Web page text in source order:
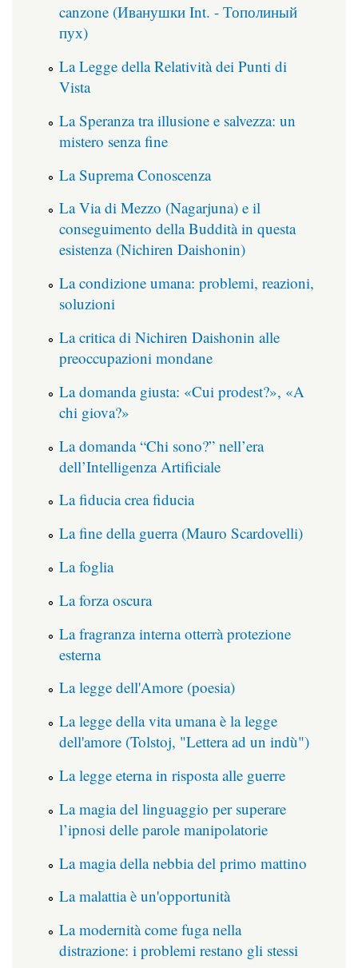
canzone (Иванушки Int. - Тополиный
пух)
La Legge della Relatività dei Punti di
Vista
La Speranza tra illusione e salvezza: un
mistero senza fine
La Suprema Conoscenza
La Via di Mezzo (Nagarjuna) e il
conseguimento della Buddità in questa
esistenza (Nichiren Daishonin)
La condizione umana: problemi, reazioni,
soluzioni
La critica di Nichiren Daishonin alle
preoccupazioni mondane
La domanda giusta: «Cui prodest?», «A
chi giova?»
La domanda “Chi sono?” nell’era
dell’Intelligenza Artificiale
La fiducia crea fiducia
La fine della guerra (Mauro Scardovelli)
La foglia
La forza oscura
La fragranza interna otterrà protezione
esterna
La legge dell'Amore (poesia)
La legge della vita umana è la legge
dell'amore (Tolstoj, "Lettera ad un indù")
La legge eterna in risposta alle guerre
La magia del linguaggio per superare
l’ipnosi delle parole manipolatorie
La magia della nebbia del primo mattino
La malattia è un'opportunità
La modernità come fuga nella
distrazione: i problemi restano gli stessi